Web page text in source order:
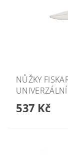
NŮŽKY
537 Kč